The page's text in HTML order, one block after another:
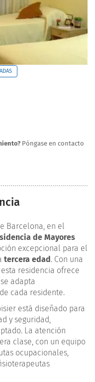
Póngase en contacto
Barcelona, en el
de Mayores
excepcional para el
tercera edad . Con una
residencia ofrece
adapta
cada residente.
está diseñado para
y seguridad,
La atención
clase, con un equipo
ocupacionales,